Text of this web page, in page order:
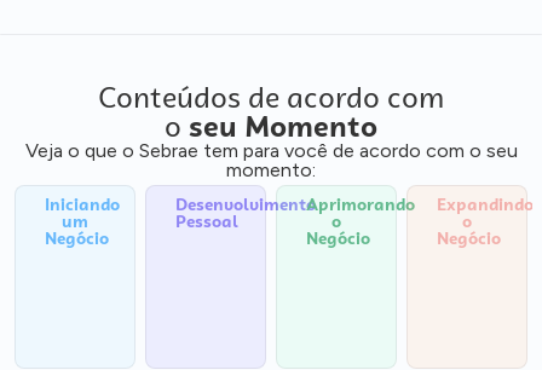
Conteúdos de acordo com
o seu Momento
Veja o que o Sebrae tem para você de acordo com o seu
momento:
Iniciando
um
Negócio
Desenvolvimento
Pessoal
Aprimorando
o
Negócio
Expandindo
o
Negócio